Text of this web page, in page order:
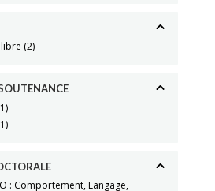
(2)
: Comportement, Langage,